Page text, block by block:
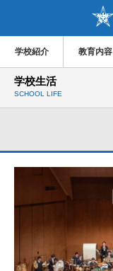
学校紹介 教育内容
学校生活
SCHOOL LIFE